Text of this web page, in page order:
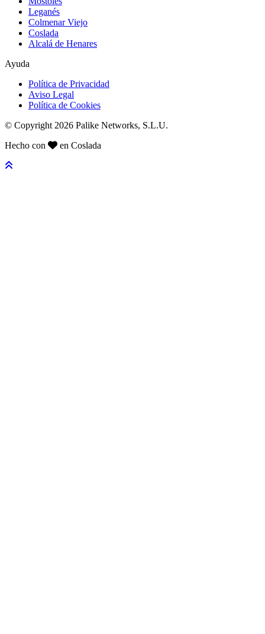
Leganés
Colmenar Viejo
Coslada
Alcalá de Henares
Ayuda
Política de Privacidad
Aviso Legal
Política de Cookies
© Copyright 2026 Palike Networks, S.L.U.
Hecho con
en Coslada